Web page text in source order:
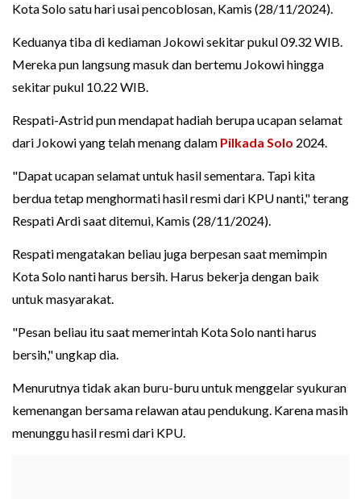
Kota Solo satu hari usai pencoblosan, Kamis (28/11/2024).
Keduanya tiba di kediaman Jokowi sekitar pukul 09.32 WIB.
Mereka pun langsung masuk dan bertemu Jokowi hingga
sekitar pukul 10.22 WIB.
Respati-Astrid pun mendapat hadiah berupa ucapan selamat
dari Jokowi yang telah menang dalam Pilkada Solo 2024.
"Dapat ucapan selamat untuk hasil sementara. Tapi kita
berdua tetap menghormati hasil resmi dari KPU nanti," terang
Respati Ardi saat ditemui, Kamis (28/11/2024).
Respati mengatakan beliau juga berpesan saat memimpin
Kota Solo nanti harus bersih. Harus bekerja dengan baik
untuk masyarakat.
"Pesan beliau itu saat memerintah Kota Solo nanti harus
bersih," ungkap dia.
Menurutnya tidak akan buru-buru untuk menggelar syukuran
kemenangan bersama relawan atau pendukung. Karena masih
menunggu hasil resmi dari KPU.